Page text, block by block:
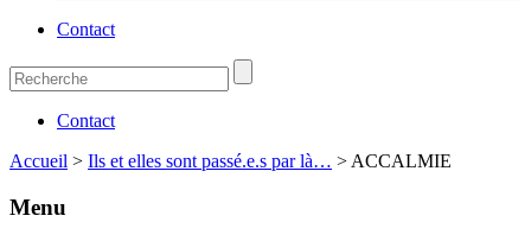
Contact
Contact
Accueil > Ils et elles sont passé.e.s par là… > ACCALMIE
Menu